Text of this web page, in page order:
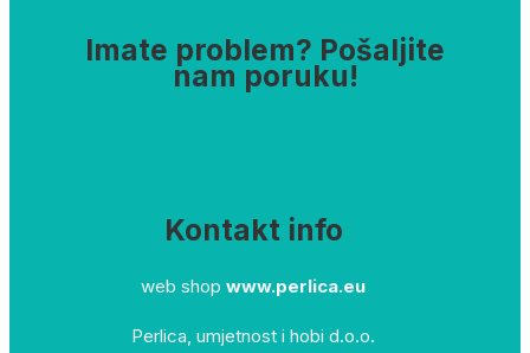
Imate problem? Pošaljite
nam poruku!
Kontakt info
web shop www.perlica.eu
Perlica, umjetnost i hobi d.o.o.